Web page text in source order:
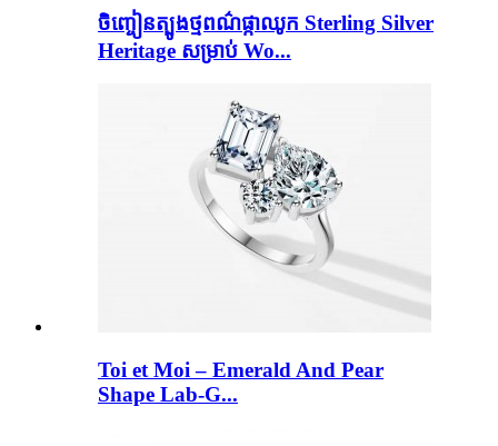
ចិញ្ចៀនត្បូងថ្មពណ៌ផ្កាឈូក Sterling Silver
Heritage សម្រាប់ Wo...
Toi et Moi – Emerald And Pear
Shape Lab-G...